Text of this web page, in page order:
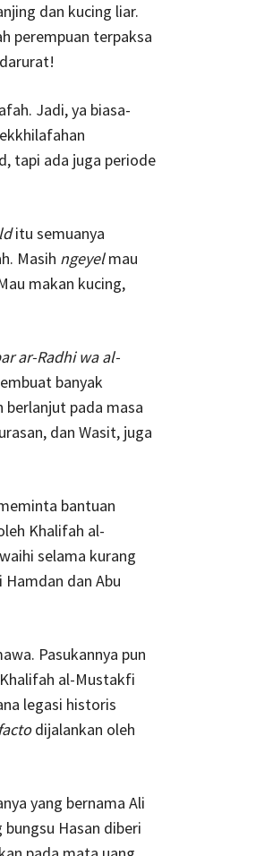
dan kucing liar.
perempuan terpaksa
Jadi, ya biasa-
tapi ada juga periode
itu semuanya
Masih ngeyelmau
makan kucing,
ar-Radhi wa al-
banyak
pada masa
dan Wasit, juga
bantuan
Khalifah al-
selama kurang
dan Abu
Pasukannya pun
al-Mustakfi
legasi historis
dijalankan oleh
yang bernama Ali
Hasan diberi